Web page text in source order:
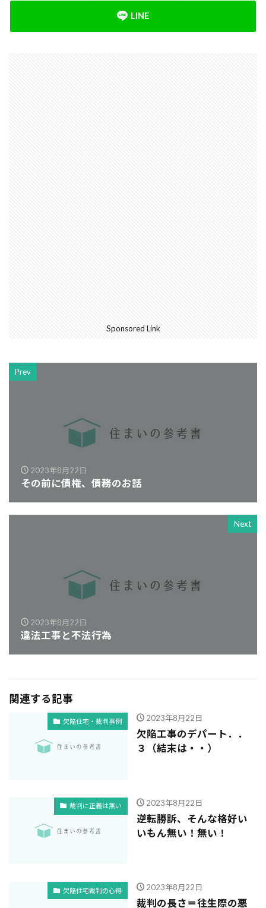
Sponsored Link
Prev
2023年8月22日
その前に債権、債務のお話
Next
2023年8月22日
違法工事と不法行為
関連する記事
欠陥住宅・裁判事例 2023年8月22日
欠陥工事のデパート．．
３（結末は・・）
裁判に正義は無い 2023年8月22日
逆転勝訴、そんな格好い
いもん無い！無い！
欠陥住宅裁判の心得 2023年8月22日
裁判の長さ＝往生際の悪